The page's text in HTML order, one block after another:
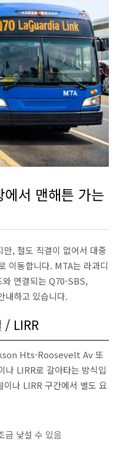
서 맨해튼 가는
, 철도 직결이 없어서 대중
이동합니다. MTA는 라과디
연결되는 Q70-SBS,
내하고 있습니다.
/ LIRR
Hts-Roosevelt Av 또
LIRR로 갈아타는 방식입
나 LIRR 구간에서 별도 요
금 낯설 수 있음